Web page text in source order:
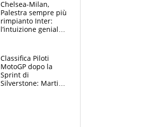
Chelsea-Milan,
Palestra sempre più
rimpianto Inter:
l’intuizione geniale
Classifica Piloti
MotoGP dopo la
Sprint di
Silverstone: Martin